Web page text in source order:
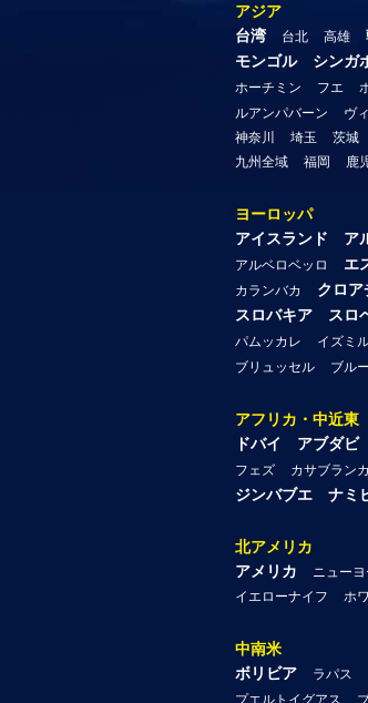
アジア
台湾
台北 高雄
モンゴル
シンガ
ホーチミン
フエ
ルアンパバーン ヴ
神奈川
埼玉 茨城
九州全域
福岡 鹿
ヨーロッパ
アイスランド
ア
アルベロベッロ
エ
カランバカ
クロア
スロバキア スロ
パムッカレ
イズミ
ブリュッセル ブル
アフリカ・中近東
ドバイ
アブダビ
フェズ
カサブランカ
ジンバブエ
ナミ
北アメリカ
アメリカ
ニューヨ
イエローナイフ
ホ
中南米
ボリビア
ラパス
プエルトイグアス